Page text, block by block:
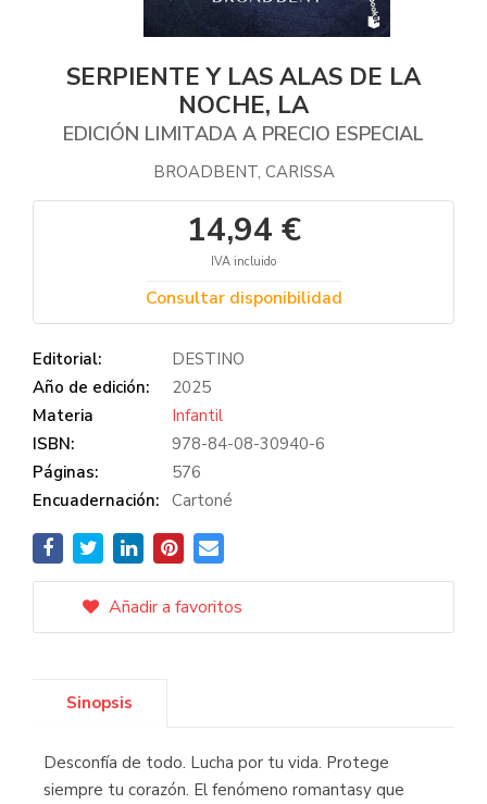
SERPIENTE Y LAS ALAS DE LA
NOCHE, LA
EDICIÓN LIMITADA A PRECIO ESPECIAL
BROADBENT, CARISSA
14,94 €
IVA incluido
Consultar disponibilidad
Editorial:
DESTINO
Año de edición:
2025
Materia
Infantil
ISBN:
978-84-08-30940-6
Páginas:
576
Encuadernación: Cartoné
Añadir a favoritos
Sinopsis
Desconfía de todo. Lucha por tu vida. Protege
siempre tu corazón. El fenómeno romantasy que